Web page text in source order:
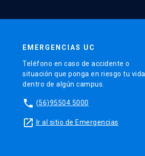
EMERGENCIAS UC
Teléfono en caso de accidente o
situación que ponga en riesgo tu vida
dentro de algún campus.
phone (56)95504 5000
launch Ir al sitio de Emergencias